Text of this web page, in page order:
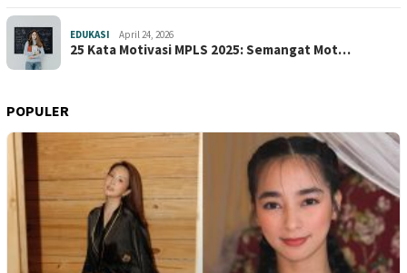
EDUKASI April 24, 2026
25 Kata Motivasi MPLS 2025: Semangat Mot…
POPULER